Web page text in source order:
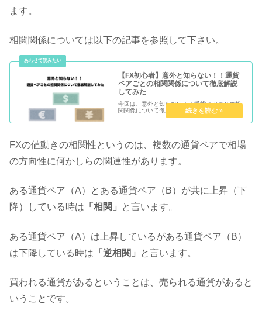
ます。
相関関係については以下の記事を参照して下さい。
【FX初心者】意外と知らない！！通貨
ペアごとの相関関係について徹底解説
してみた
今回は、意外と知らない！！通貨ペアごとの相
関関係について徹底解説してみました。
FXの値動きの相関性というのは、複数の通貨ペアで相場
の方向性に何かしらの関連性があります。
ある通貨ペア（A）とある通貨ペア（B）が共に上昇（下
降）している時は 「相関」 と言います。
ある通貨ペア（A）は上昇しているがある通貨ペア（B）
は下降している時は 「逆相関」 と言います。
買われる通貨があるということは、売られる通貨があると
いうことです。